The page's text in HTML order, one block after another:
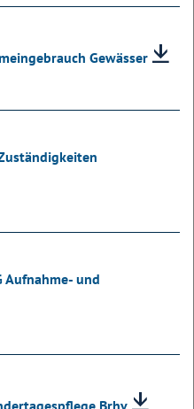
Gewässer
Aufnahme- und
Brhv